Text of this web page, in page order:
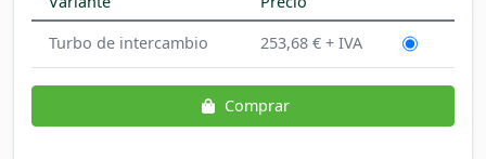
Turbo de intercambio
253,68 € + IVA
Comprar